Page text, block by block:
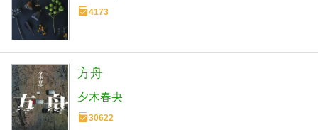
4173
方舟
夕木春央
30622